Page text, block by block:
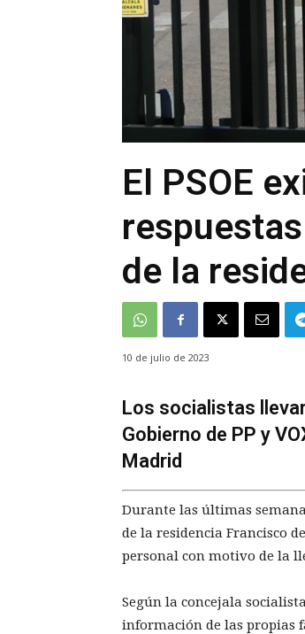
El PSOE
de la
10 de julio de 2023
Los socialistas
Gobierno de PP y
Madrid
Durante las últimas
de la residencia Francisco
personal con motivo de la
Según la concejala
información de las propias